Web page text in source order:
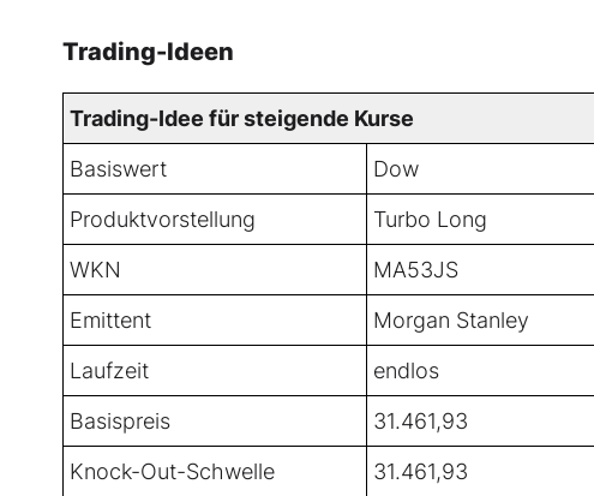
Trading-Ideen
Trading-Idee für steigende Kurse
Basiswert
Dow
Produktvorstellung
Turbo Long
WKN
MA53JS
Emittent
Morgan Stanley
Laufzeit
endlos
Basispreis
31.461,93
Knock-Out-Schwelle
31.461,93